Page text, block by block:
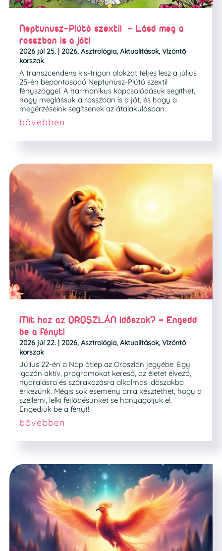
Neptunusz-Plútó szextil – Lásd meg a
rosszban is a jót!
2026 júl 25. | 2026, Asztrológia, Aktualitások, Vízöntő
korszak
A transzcendens kis-trigon alakzat teljes lesz a július
25-én bepontosodó Neptunusz-Plútó szextil
fényszöggel. A harmonikus kapcsolódásuk segíthet,
hogy meglássuk a rosszban is a jót, és hogy a
megérzéseink segítsenek az átalakulásban.
bővebben
Mit hoz az OROSZLÁN időszak? – Engedd
be a fényt!
2026 júl 22. | 2026, Asztrológia, Aktualitások, Vízöntő
korszak
Július 22-én a Nap átlép az Oroszlán jegyébe. Egy
igazán aktív, programokat kereső, az életet élvező,
nyaralásra és szórakozásra alkalmas időszakba
érkezünk. Mégis sok esemény arra késztethet, hogy a
szellemi, lelki fejlődésünket se hanyagoljuk el.
Engedjük be a fényt!
bővebben